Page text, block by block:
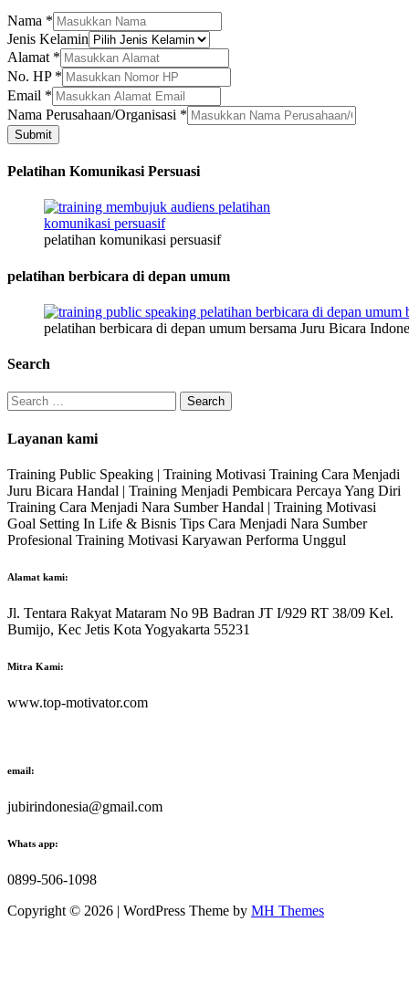
Nama *
Jenis Kelamin
Perusahaan/Organisasi
HP
Kelamin
Alamat *
No. HP *
Email *
Nama Perusahaan/Organisasi *
Submit
Pelatihan Komunikasi Persuasi
pelatihan komunikasi persuasif
pelatihan berbicara di depan umum
pelatihan berbicara di depan umum bersama Juru Bicara
Search
Search
for:
Layanan kami
Training Public Speaking | Training Motivasi Training Cara Menjadi
Juru Bicara Handal | Training Menjadi Pembicara Percaya Yang Diri
Training Cara Menjadi Nara Sumber Handal | Training Motivasi
Goal Setting In Life & Bisnis Tips Cara Menjadi Nara Sumber
Profesional Training Motivasi Karyawan Performa Unggul
Alamat kami:
Jl. Tentara Rakyat Mataram No 9B Badran JT I/929 RT 38/09 Kel.
Bumijo, Kec Jetis Kota Yogyakarta 55231
Mitra Kami:
www.top-motivator.com
email:
jubirindonesia@gmail.com
Whats app:
0899-506-1098
Copyright © 2026 | WordPress Theme by MH Themes